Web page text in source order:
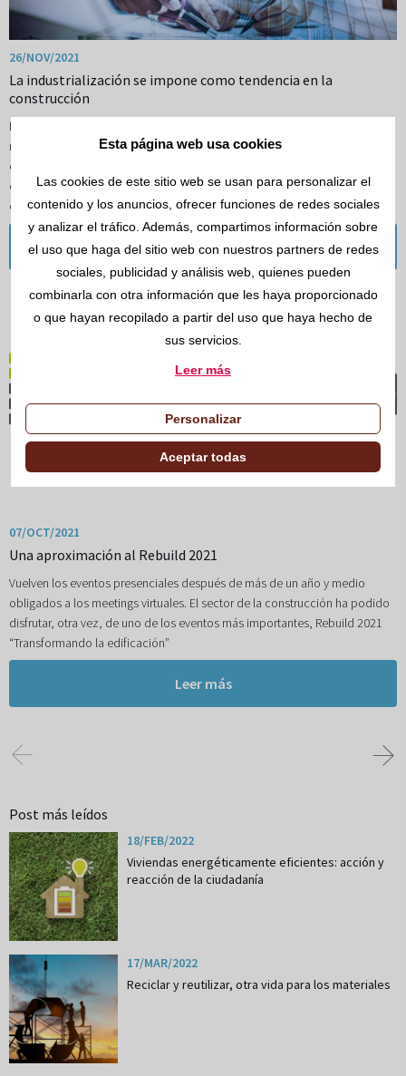
26/NOV/2021
La industrialización se impone como tendencia en la
construcción
La pandemia ha provocado muchos cambios en todos los aspectos de
nuestras vidas, y en la construcción también. Uno de los más destacados
es un cambio de tendencia en las técnicas de construcción: la
construcción industrializada está ganando cada vez más terreno a la
construcción tradicional, también conocida como el ladrillo.
Leer más
07/OCT/2021
Una aproximación al Rebuild 2021
Vuelven los eventos presenciales después de más de un año y medio
obligados a los meetings virtuales. El sector de la construcción ha podido
disfrutar, otra vez, de uno de los eventos más importantes, Rebuild 2021
“Transformando la edificación”
Leer más
Post más leídos
18/FEB/2022
Viviendas energéticamente eficientes: acción y
reacción de la ciudadanía
17/MAR/2022
Reciclar y reutilizar, otra vida para los materiales
Esta página web usa cookies
Las cookies de este sitio web se usan para personalizar el
contenido y los anuncios, ofrecer funciones de redes sociales
y analizar el tráfico. Además, compartimos información sobre
el uso que haga del sitio web con nuestros partners de redes
sociales, publicidad y análisis web, quienes pueden
combinarla con otra información que les haya proporcionado
o que hayan recopilado a partir del uso que haya hecho de
sus servicios.
Leer más
Personalizar
Aceptar todas